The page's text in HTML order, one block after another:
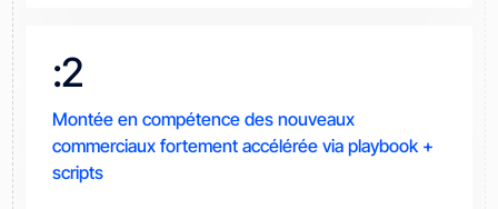
:2
Montée en compétence des nouveaux
commerciaux fortement accélérée via playbook +
scripts